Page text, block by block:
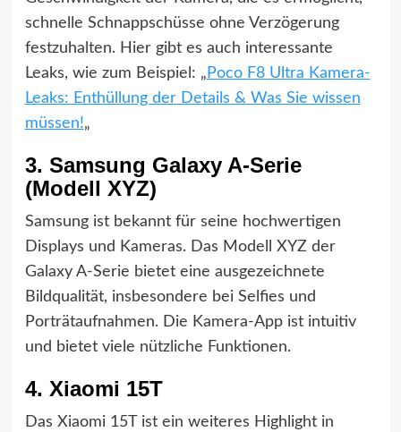
schnelle Schnappschüsse ohne Verzögerung
festzuhalten. Hier gibt es auch interessante
Leaks, wie zum Beispiel: „ Poco F8 Ultra Kamera-
Leaks: Enthüllung der Details & Was Sie wissen
müssen!„
3. Samsung Galaxy A-Serie
(Modell XYZ)
Samsung ist bekannt für seine hochwertigen
Displays und Kameras. Das Modell XYZ der
Galaxy A-Serie bietet eine ausgezeichnete
Bildqualität, insbesondere bei Selfies und
Porträtaufnahmen. Die Kamera-App ist intuitiv
und bietet viele nützliche Funktionen.
4. Xiaomi 15T
Das Xiaomi 15T ist ein weiteres Highlight in